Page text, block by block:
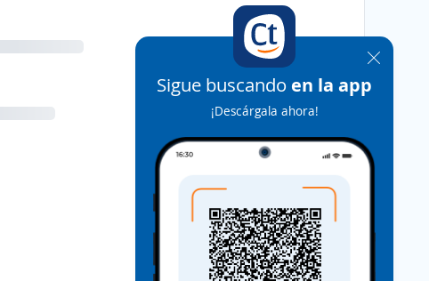
Sigue buscando en la app
¡Descárgala ahora!